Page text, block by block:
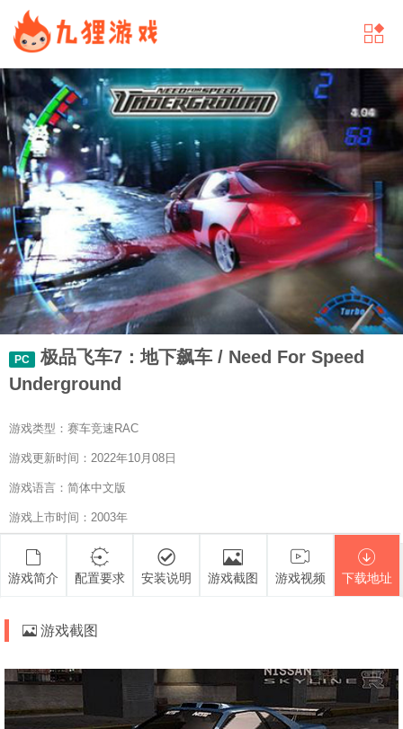
PC
极品飞车7：地下飙车 / Need For Speed
Underground
游戏类型：赛车竞速RAC
游戏更新时间：2022年10月08日
游戏语言：简体中文版
游戏上市时间：2003年
游戏简介 配置要求 安装说明 游戏截图 游戏视频 下载地址
游戏截图